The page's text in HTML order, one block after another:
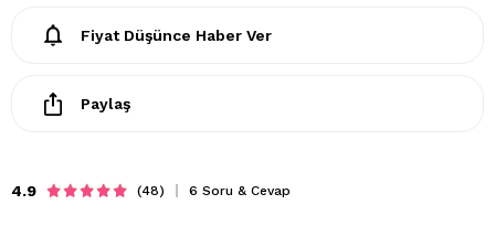
Fiyat Düşünce Haber Ver
Paylaş
4.9 (48) 6 Soru & Cevap